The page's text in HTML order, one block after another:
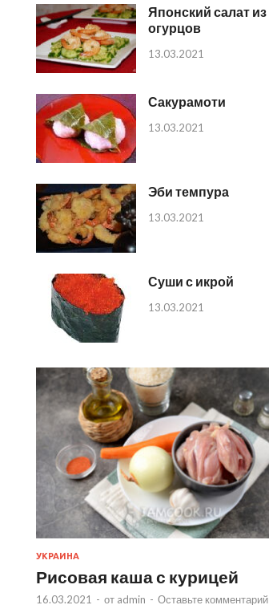
Японский салат из
огурцов
13.03.2021
Сакурамоти
13.03.2021
Эби темпура
13.03.2021
Суши с икрой
13.03.2021
УКРАИНА
Рисовая каша с курицей
16.03.2021 - от admin - Оставьте комментарий